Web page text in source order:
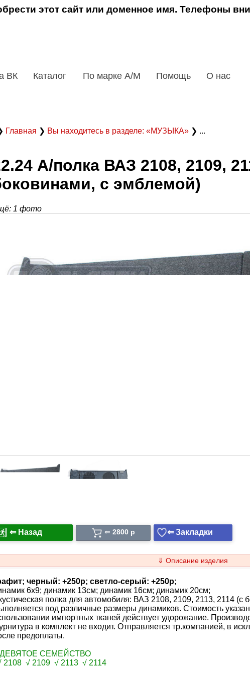
этот сайт или доменное имя. Телефоны
ВК Каталог По марке А/М Помощь О нас
Главная ❯ Вы находитесь в разделе: «МУЗЫКА» ❯ ...
А/полка ВАЗ 2108, 2109,
с эмблемой)
1 фото
⇐ Назад ⇐ 2800 p ⇐ Закладки
⇓ Описание изделия
черный: +250p; светло-серый: +250р;
6x9; динамик 13см; динамик 16см; динамик 20см;
полка для автомобиля: ВАЗ 2108, 2109, 2113, 2114 (с
под различные размеры динамиков. Стоимость
импортных тканей действует удорожание.
в комплект не входит. Отправляется тр.компанией, в
предоплаты.
СЕМЕЙСТВО
2108 √ 2109 √ 2113 √ 2114